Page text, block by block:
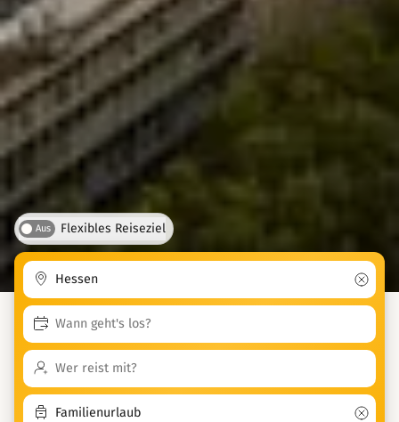
Aus Flexibles Reiseziel